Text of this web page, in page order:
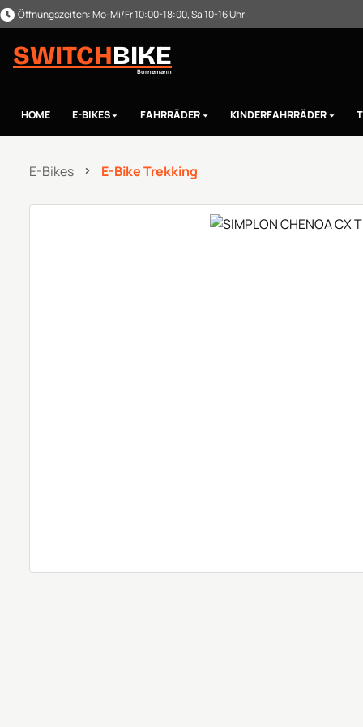
Hauptinhalt springen
Zur Suche springen
Zur Hauptnavigation springen
Öffnungszeiten: Mo-Mi/Fr 10:00-18:00, Sa 10-16 Uhr
SWITCHBIKE
Bornemann
HOME E-BIKES FAHRRÄDER KINDERFAHRRÄDER
E-Bikes E-Bike Trekking